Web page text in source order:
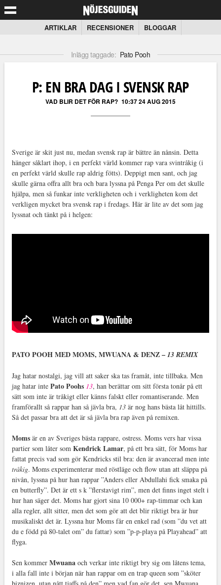
ARTIKLAR RECENSIONER BLOGGAR
Inlägg taggade: Pato Pooh
P: EN BRA DAG I SVENSK RAP
VAD BLIR DET FÖR RAP? 10:37 24 AUG 2015
Sverige är skit just nu, medan svensk rap är bättre än nånsin. Detta
hänger såklart ihop, i en perfekt värld kommer rap vara svintråkig (i
en perfekt värld skulle rap aldrig fötts). Deppigt men sant, och jag
skulle gärna offra allt bra och bara lyssna på Penga Per om det skulle
hjälpa, men så funkar inte verkligheten och i verkligheten kom det
verkligen mycket bra svensk rap i fredags. Här är lite av det som jag
lyssnat och tänkt på i helgen:
PATO POOH MED MOMS, MWUANA & DENZ – 13 REMIX
Jag hatar nostalgi, jag vill att saker ska tas framåt, inte tillbaka. Men
jag hatar inte Pato Poohs 13, han berättar om sitt första tonår på ett
sätt som inte är tråkigt eller känns falskt eller romantiserande. Men
framförallt så rappar han så jävla bra, 13är nog hans bästa låt hittills.
Så det passar bra att det är så jävla bra rap även på remixen.
Momsär en av Sveriges bästa rappare, ostress. Moms vers har vissa
partier som låter som Kendrick Lamar, på ett bra sätt, för Moms har
fattat precis vad som gör Kendricks stil bra: den är avancerad men inte
tråkig. Moms experimenterar med röstläge och flow utan att släppa på
nivån, lyssna på hur han rappar ”Anders eller Abdullahi fick smaka på
en butterfly”. Det är ett s k ”flerstavigt rim”, men det finns inget stelt i
hur han säger det. Moms har gjort sina 10 000+ rap-timmar och kan
alla regler, allt sitter, men det som gör att det blir riktigt bra är hur
musikaliskt det är. Lyssna hur Moms får en enkel rad (som ”du vet att
du e född på 80-talet om” du fattar) som ”p-p-playa på Playahead” att
flyga.
Sen kommer Mwuanaoch verkar inte riktigt bry sig om låtens tema,
i alla fall inte i början när han rappar om en trap queen som ”sköter